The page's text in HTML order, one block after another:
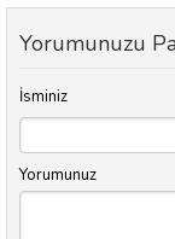
Yorumunuzu
İsminiz
Yorumunuz